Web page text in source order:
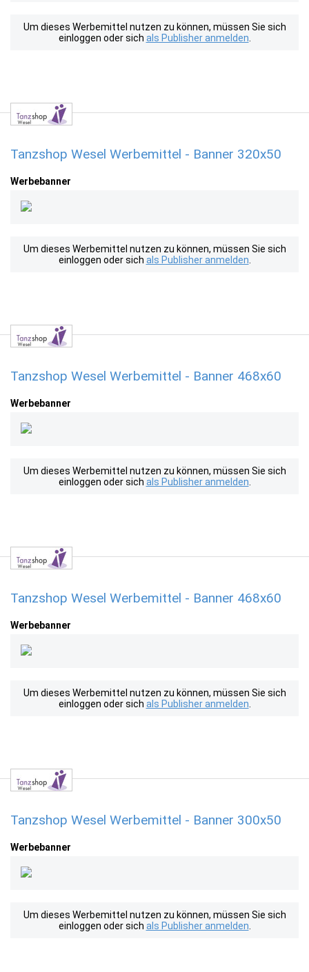
Um dieses Werbemittel nutzen zu können, müssen Sie sich
einloggen oder sich als Publisher anmelden
Tanzshop Wesel Werbemittel - Banner 320x50
Werbebanner
Um dieses Werbemittel nutzen zu können, müssen Sie sich
einloggen oder sich als Publisher anmelden
Tanzshop Wesel Werbemittel - Banner 468x60
Werbebanner
Um dieses Werbemittel nutzen zu können, müssen Sie sich
einloggen oder sich als Publisher anmelden
Tanzshop Wesel Werbemittel - Banner 468x60
Werbebanner
Um dieses Werbemittel nutzen zu können, müssen Sie sich
einloggen oder sich als Publisher anmelden
Tanzshop Wesel Werbemittel - Banner 300x50
Werbebanner
Um dieses Werbemittel nutzen zu können, müssen Sie sich
einloggen oder sich als Publisher anmelden